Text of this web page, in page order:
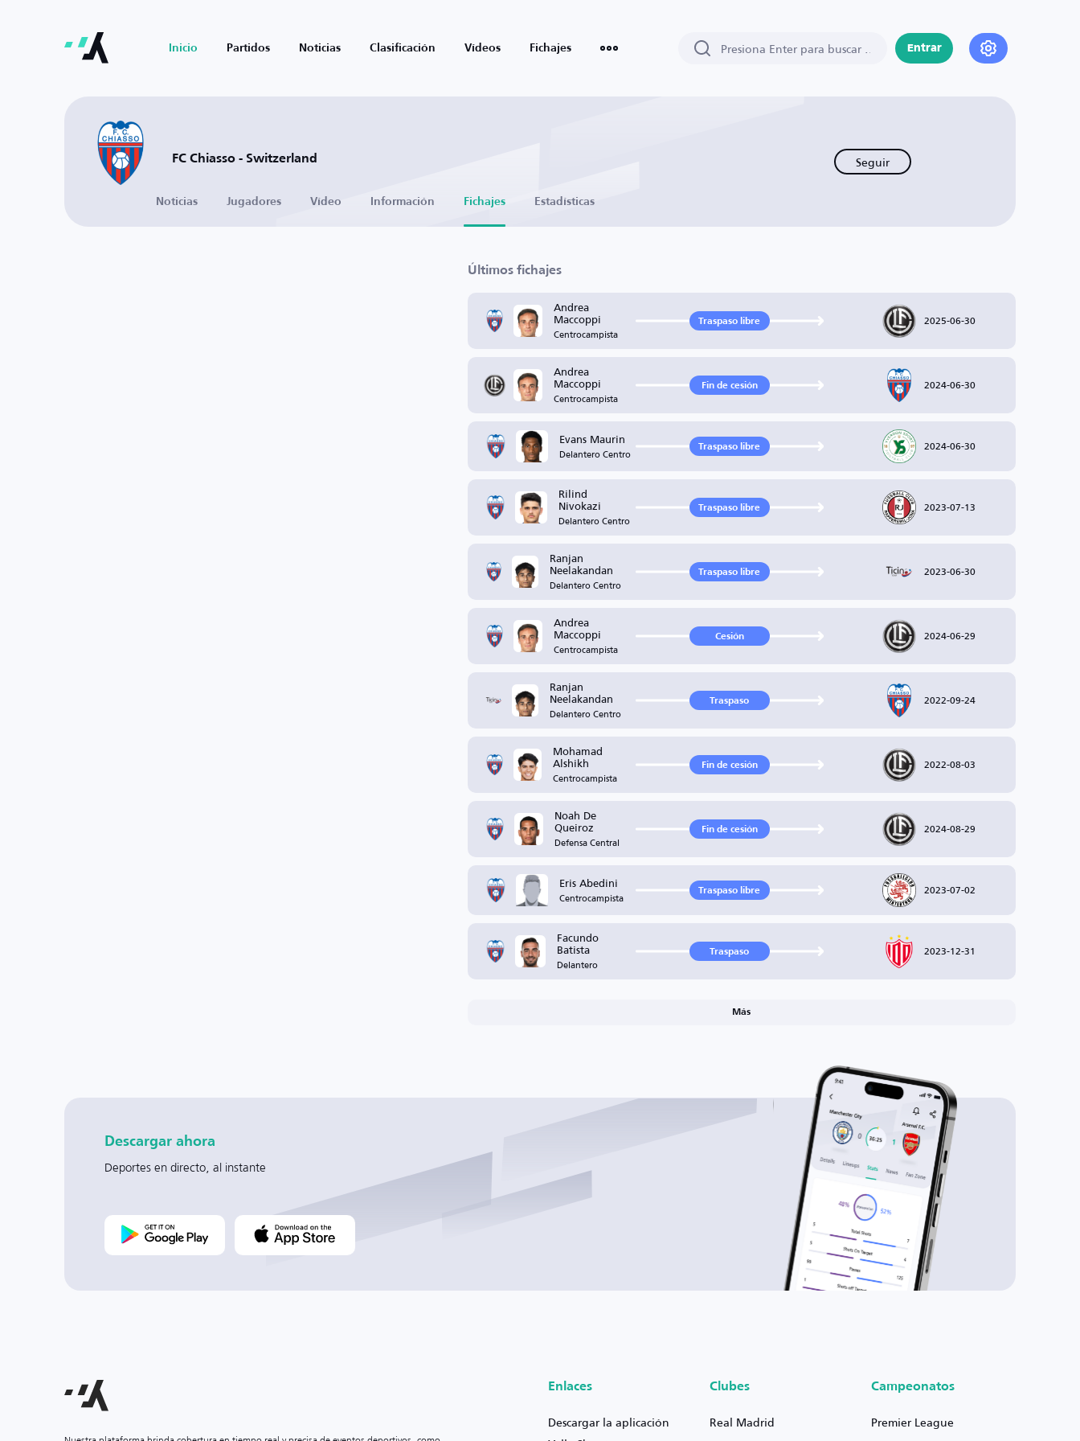
Inicio Partidos Noticias Clasificación Vídeos Fichajes Entrar
FC Chiasso - Switzerland Seguir
Noticias Jugadores Vídeo Información Fichajes Estadísticas
Últimos fichajes
Andrea
Maccoppi
Centrocampista
Traspaso libre 2025-06-30
Andrea
Maccoppi
Centrocampista
Fin de cesión 2024-06-30
Evans Maurin
Delantero Centro Traspaso libre 2024-06-30
Rilind
Nivokazi
Delantero Centro
Traspaso libre 2023-07-13
Ranjan
Neelakandan
Delantero Centro
Traspaso libre 2023-06-30
Andrea
Maccoppi
Centrocampista
Cesión 2024-06-29
Ranjan
Neelakandan
Delantero Centro
Traspaso 2022-09-24
Mohamad
Alshikh
Centrocampista
Fin de cesión 2022-08-03
Noah De
Queiroz
Defensa Central
Fin de cesión 2024-08-29
Eris Abedini
Centrocampista Traspaso libre 2023-07-02
Facundo
Batista
Delantero
Traspaso 2023-12-31
Más
Descargar ahora
Deportes en directo, al instante
Enlaces
Descargar la aplicación
Clubes
Real Madrid
Campeonatos
Premier League